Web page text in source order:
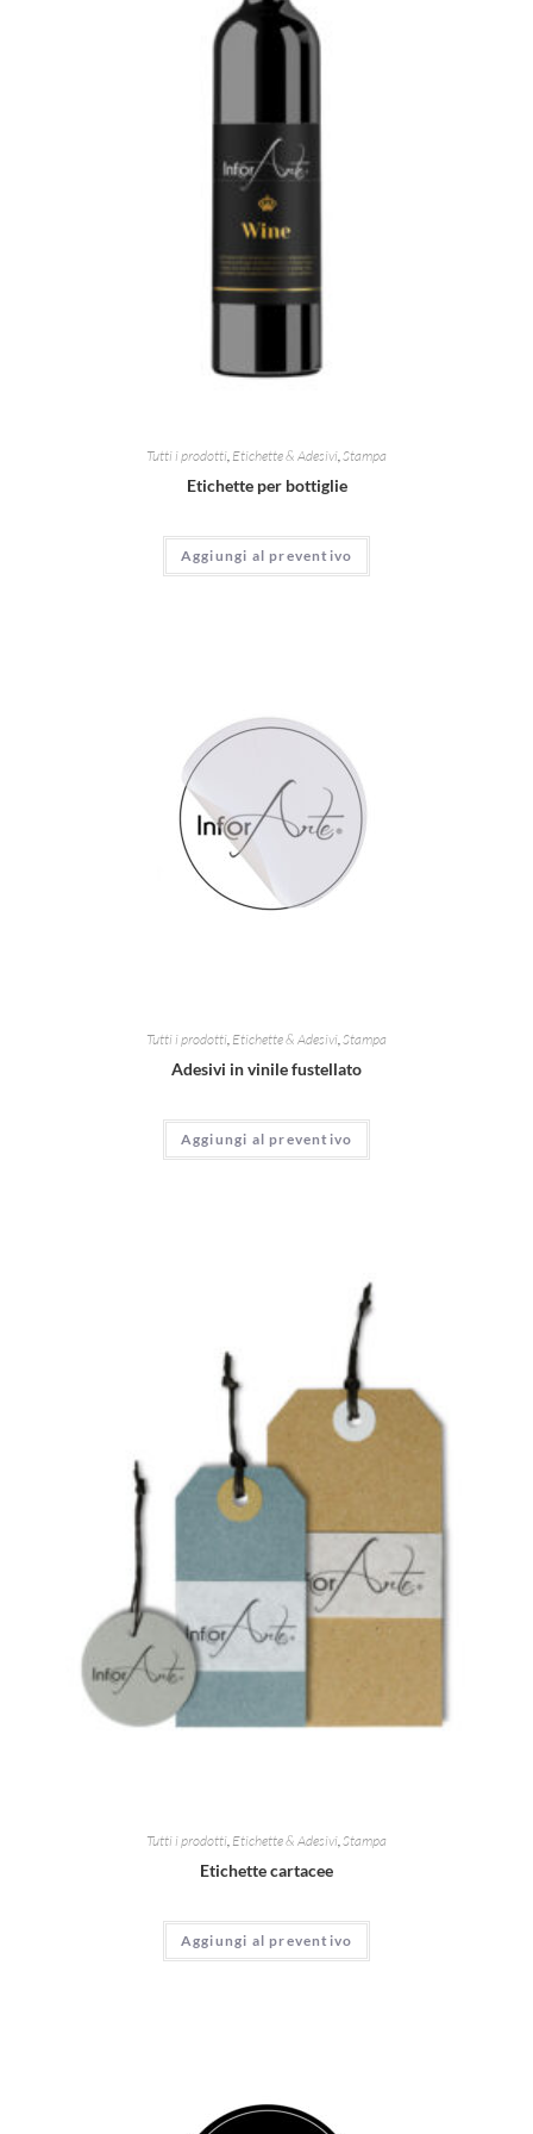
Tutti i prodotti Etichette & Adesivi Stampa
Etichette per bottiglie
Aggiungi al preventivo
Tutti i prodotti, Etichette & Adesivi,Stampa
Adesivi in vinile fustellato
Aggiungi al preventivo
Tutti i prodotti Etichette & Adesivi Stampa
Etichette cartacee
Aggiungi al preventivo